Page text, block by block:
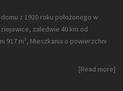
z 1920 roku położonego w
zaledwie 40 km od
917 m², Mieszkania o powierzchni
[Read more]